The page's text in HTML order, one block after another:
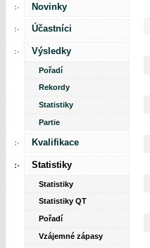
Novinky
Účastníci
Výsledky
Pořadí
Rekordy
Statistiky
Partie
Kvalifikace
Statistiky
Statistiky
Statistiky QT
Pořadí
Vzájemné zápasy